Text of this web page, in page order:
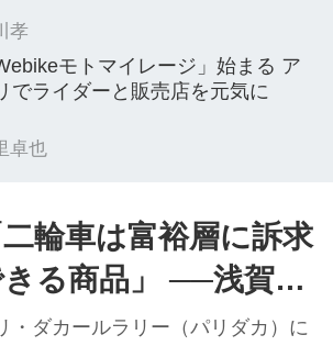
孝
モトマイレージ」始まる ア
でライダーと販売店を元気に
卓也
二輪車は富裕層に訴求
る商品」 ──浅賀敏
インタビュー【後
・ダカールラリー（パリダカ）に